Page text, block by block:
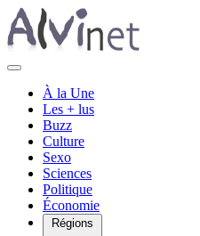
À la Une
Les + lus
Buzz
Culture
Sexo
Sciences
Politique
Économie
Régions